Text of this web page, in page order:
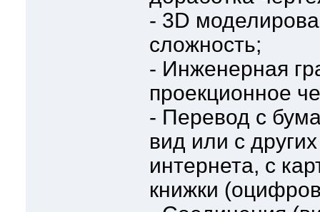
- 3D
сложность;
- Инженерная
проекционное
- Перевод с
вид или с
интернета, с
книжки